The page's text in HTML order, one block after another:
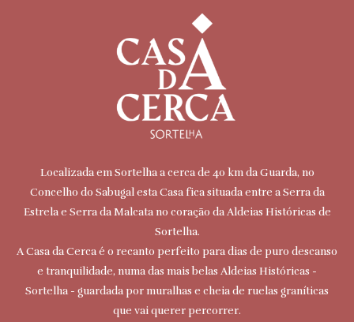
Localizada em Sortelha a cerca de 40 km da Guarda, no
Concelho do Sabugal esta Casa fica situada entre a Serra da
Estrela e Serra da Malcata no coração da Aldeias Históricas de
Sortelha.
A Casa da Cerca é o recanto perfeito para dias de puro descanso
e tranquilidade, numa das mais belas Aldeias Históricas -
Sortelha - guardada por muralhas e cheia de ruelas graníticas
que vai querer percorrer.